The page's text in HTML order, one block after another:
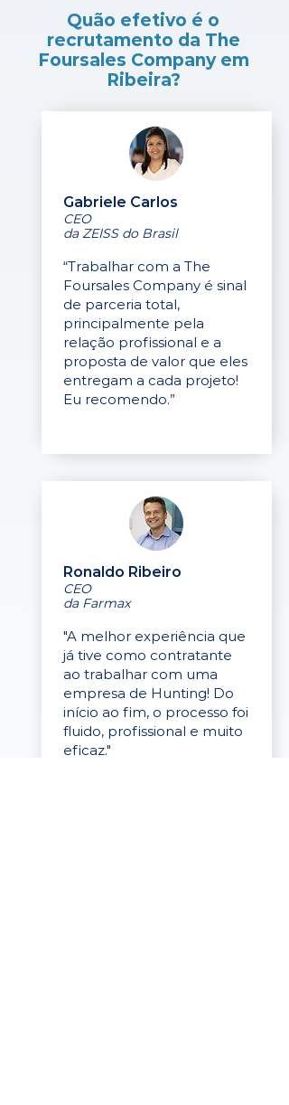
Quão efetivo é o
recrutamento da The
Foursales Company em
Ribeira?
Gabriele Carlos
CEO
da ZEISS do Brasil
“Trabalhar com a The
Foursales Company é sinal
de parceria total,
principalmente pela
relação profissional e a
proposta de valor que eles
entregam a cada projeto!
Eu recomendo.”
Ronaldo Ribeiro
CEO
da Farmax
"A melhor experiência que
já tive como contratante
ao trabalhar com uma
empresa de Hunting! Do
início ao fim, o processo foi
fluido, profissional e muito
eficaz."